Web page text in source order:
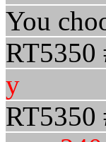
You
RT5350
y
RT5350